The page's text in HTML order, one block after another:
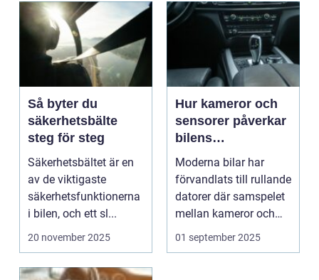
Så byter du
säkerhetsbälte
steg för steg
Säkerhetsbältet är en
av de viktigaste
säkerhetsfunktionerna
i bilen, och ett sl...
20 november 2025
Hur kameror och
sensorer påverkar
bilens
säkerhetssystem
Moderna bilar har
förvandlats till rullande
datorer där samspelet
mellan kameror och
senso...
01 september 2025